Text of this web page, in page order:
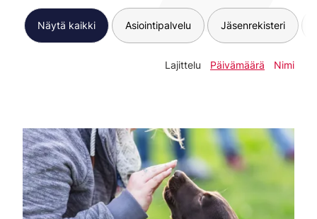
Näytä kaikki Asiointipalvelu Jäsenrekisteri
Lajittelu Päivämäärä Nimi